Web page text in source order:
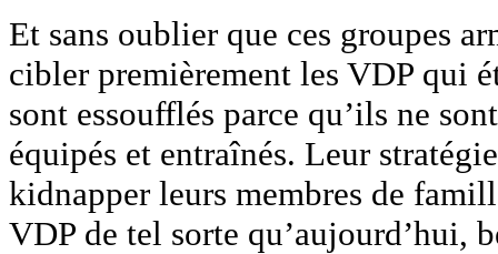
Et sans oublier que ces groupes
cibler premièrement les VDP qui
sont essoufflés parce qu’ils ne
équipés et entraînés. Leur
kidnapper leurs membres de
VDP de tel sorte qu’aujourd’hui,